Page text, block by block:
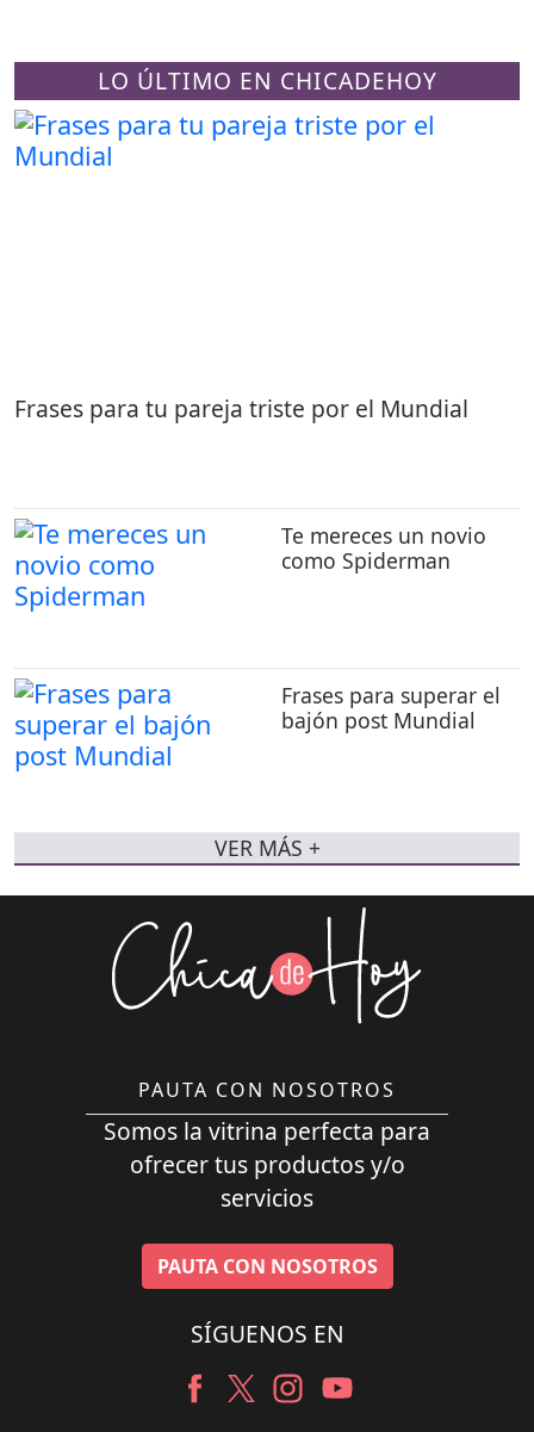
LO ÚLTIMO EN CHICADEHOY
Frases para tu pareja triste por el Mundial
Te mereces un novio
como Spiderman
Frases para superar el
bajón post Mundial
VER MÁS +
PAUTA CON NOSOTROS
Somos la vitrina perfecta para
ofrecer tus productos y/o
servicios
PAUTA CON NOSOTROS
SÍGUENOS EN